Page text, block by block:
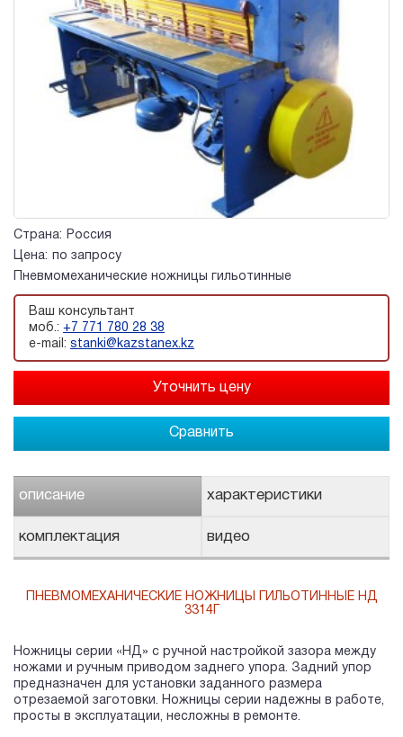
Страна:
Россия
Цена:
по запросу
Пневмомеханические ножницы гильотинные
Ваш консультант
моб.: +7 771 780 28 38
e-mail: stanki@kazstanex.kz
Сравнить
описание характеристики
комплектация видео
ПНЕВМОМЕХАНИЧЕСКИЕ НОЖНИЦЫ ГИЛЬОТИННЫЕ НД
3314Г
Ножницы серии «НД» с ручной настройкой зазора между
ножами и ручным приводом заднего упора. Задний упор
предназначен для установки заданного размера
отрезаемой заготовки. Ножницы серии надежны в работе,
просты в эксплуатации, несложны в ремонте.